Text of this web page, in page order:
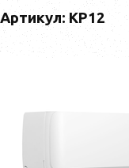
Артикул: KP12